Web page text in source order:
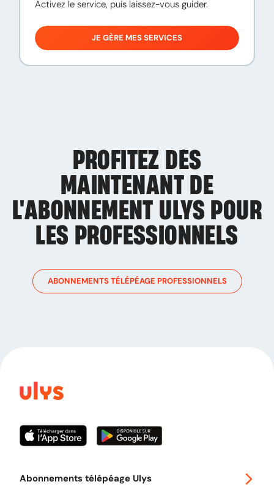
Activez le service, puis laissez-vous guider.
JE GÈRE MES SERVICES
PROFITEZ DÈS
MAINTENANT DE
L'ABONNEMENT ULYS POUR
LES PROFESSIONNELS
ABONNEMENTS TÉLÉPÉAGE PROFESSIONNELS
Abonnements télépéage Ulys